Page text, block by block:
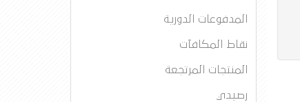
المدفوعات الدورية
نقاط المكافآت
المنتجات المرتجعة
رصيدي